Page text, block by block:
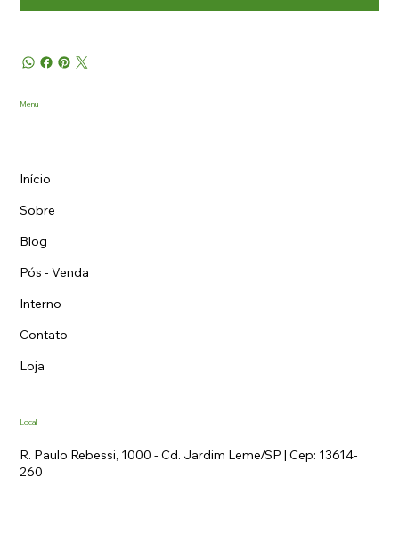
Menu
Início
Sobre
Blog
Pós - Venda
Interno
Contato
Loja
Local
R. Paulo Rebessi, 1000 - Cd. Jardim Leme/SP | Cep: 13614-
260